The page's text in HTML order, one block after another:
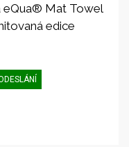
eQua® Mat Towel
edice